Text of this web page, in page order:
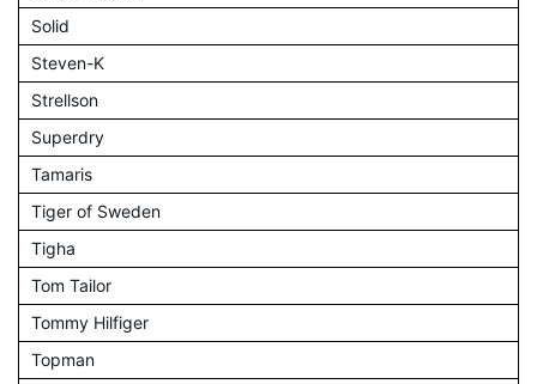
Solid
Steven-K
Strellson
Superdry
Tamaris
Tiger of Sweden
Tigha
Tom Tailor
Tommy Hilfiger
Topman